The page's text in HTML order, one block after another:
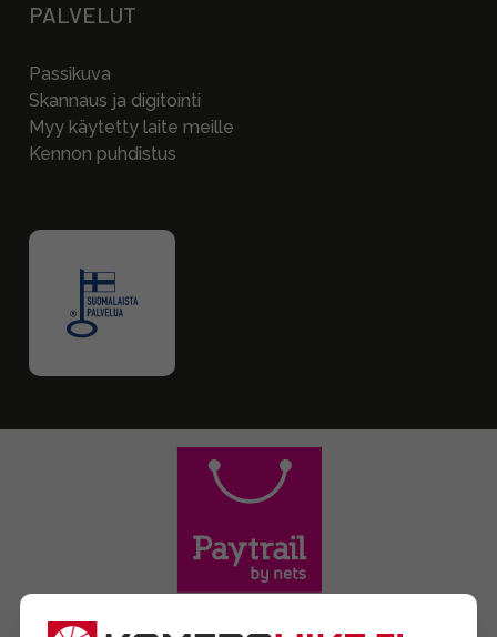
PALVELUT
Passikuva
Skannaus ja digitointi
Myy käytetty laite meille
Kennon puhdistus